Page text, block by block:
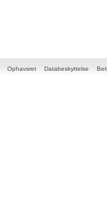
Ophavsret Databeskyttelse